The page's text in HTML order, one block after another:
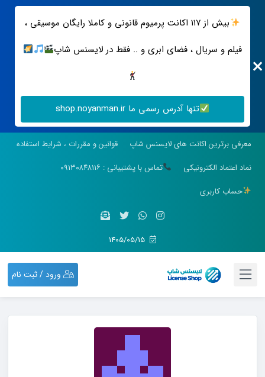
بیش از ۱۱۷ اکانت پرمیوم قانونی و کاملا رایگان موسیقی ،
فیلم و سریال ، فضای ابری و .. فقط در لایسنس شاپ
تنها آدرس رسمی ما shop.noyanman.ir
معرفی برترین اکانت های لایسنس شاپ
قوانین و مقررات ، شرایط استفاده
نماد اعتماد الکترونیکی
تماس با پشتیبانی : ۰۹۱۳۰۸۴۸۱۱۶
حساب کاربری
ورود / ثبت نام